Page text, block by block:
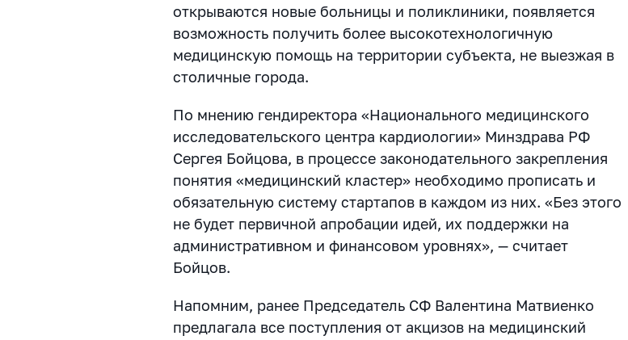
открываются новые больницы и поликлиники, появляется
возможность получить более высокотехнологичную
медицинскую помощь на территории субъекта, не выезжая в
столичные города.
По мнению гендиректора «Национального медицинского
исследовательского центра кардиологии» Минздрава РФ
Сергея Бойцова, в процессе законодательного закрепления
понятия «медицинский кластер» необходимо прописать и
обязательную систему стартапов в каждом из них. «Без этого
не будет первичной апробации идей, их поддержки на
административном и финансовом уровнях», — считает
Бойцов.
Напомним, ранее Председатель СФ Валентина Матвиенко
предлагала все поступления от акцизов на медицинский